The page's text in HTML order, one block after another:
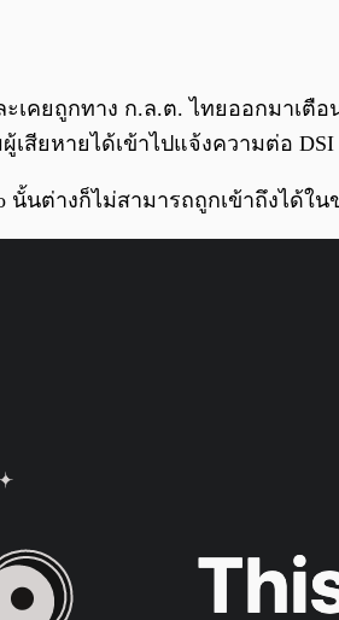
เคยถูกทาง ก.ล.ต. ไทยออกมาเ
สียหายได้เข้าไปแจ้งความต่อ
นั้นต่างก็ไม่สามารถถูกเข้าถึงได้ใ